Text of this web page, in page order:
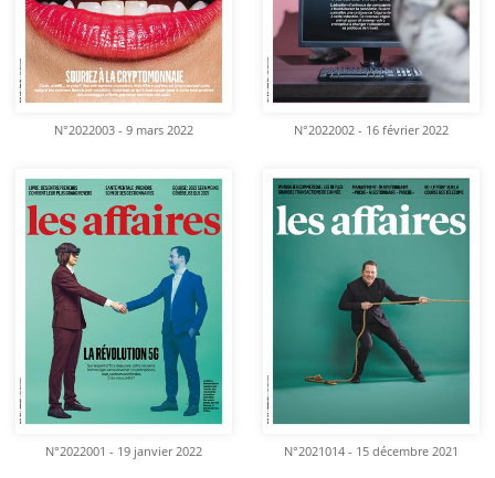
N°2022003 - 9 mars 2022 N°2022002 - 16 février 2022
N°2022001 - 19 janvier 2022 N°2021014 - 15 décembre 2021